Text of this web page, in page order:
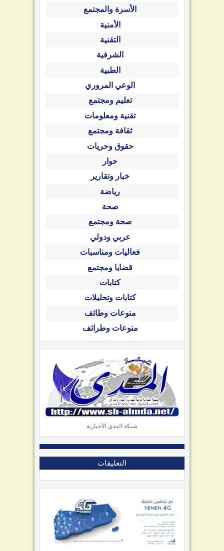
الأسرة والمجتمع
الأمنية
التقنية
الشرفية
الطبية
الوعي المروري
تعليم ومجتمع
تقنية ومعلومات
ثقافة ومجتمع
حقوق وحريات
حوار
خبار وتقارير
رياضة
صحة
صحة ومجتمع
عربي ودولي
فعاليات ومناسبات
قضايا ومجتمع
كتابات
كتابات وتحليلات
منوعات وطائف
منوعات وطرائف
شبكة المدى الأخبارية
التعليقات